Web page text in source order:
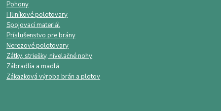
Pohony
Hliníkové polotovary
Spojovací materiál
Príslušenstvo pre brány
Nerezové polotovary
Zátky, striešky, nivelačné nohy
Zábradlia a madlá
Zákazková výroba brán a plotov